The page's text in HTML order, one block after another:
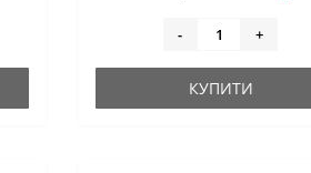
- +
КУПИТИ